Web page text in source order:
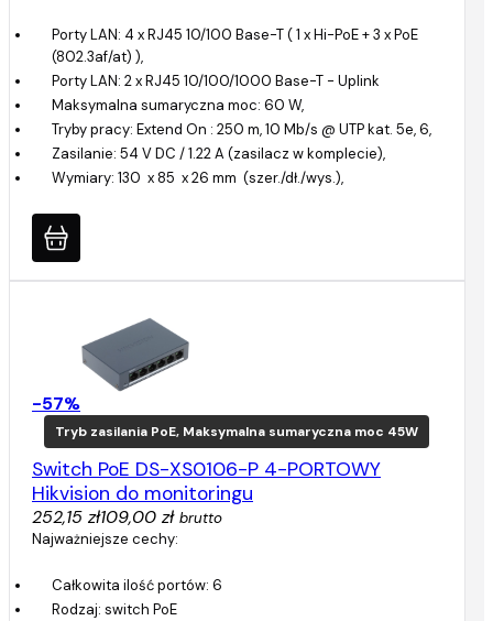
Porty LAN: 4 x RJ45 10/100 Base-T ( 1 x Hi-PoE + 3 x PoE
(802.3af/at) ),
Porty LAN: 2 x RJ45 10/100/1000 Base-T - Uplink
Maksymalna sumaryczna moc: 60 W,
Tryby pracy: Extend On : 250 m, 10 Mb/s @ UTP kat. 5e, 6,
Zasilanie: 54 V DC / 1.22 A (zasilacz w komplecie),
Wymiary: 130 x 85 x 26 mm (szer./dł./wys.),
-57%
Tryb zasilania PoE, Maksymalna sumaryczna moc 45W
Switch PoE DS-XS0106-P 4-PORTOWY
Hikvision do monitoringu
252,15 zł109,00 zł brutto
Najważniejsze cechy:
Całkowita ilość portów: 6
Rodzaj: switch PoE